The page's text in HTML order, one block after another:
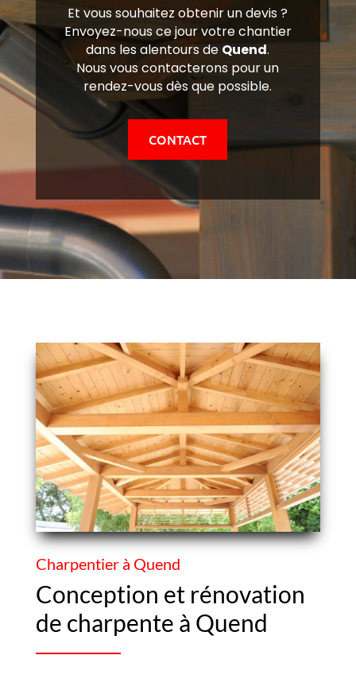
Et vous souhaitez obtenir un devis ?
Envoyez-nous ce jour votre chantier
dans les alentours de Quend.
Nous vous contacterons pour un
rendez-vous dès que possible.
CONTACT
Charpentier à Quend
Conception et rénovation
de charpente à Quend